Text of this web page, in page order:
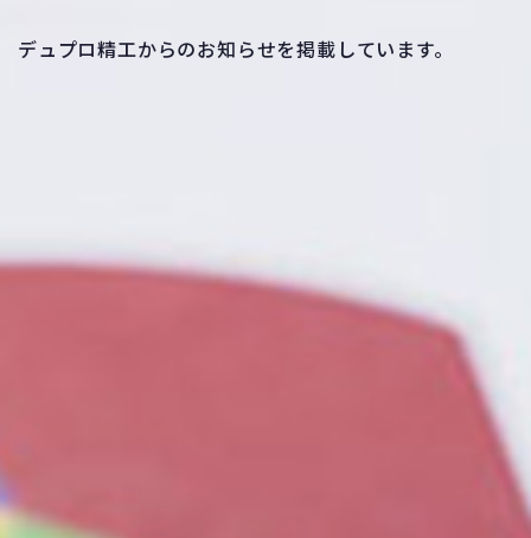
デュプロ精工からのお知らせを掲載しています。